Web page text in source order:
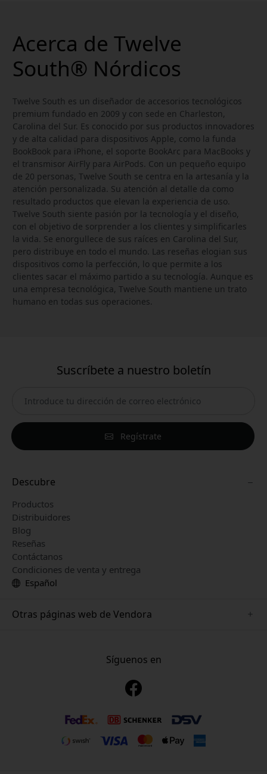
Acerca de Twelve
South® Nórdicos
Twelve South es un diseñador de accesorios tecnológicos
premium fundado en 2009 y con sede en Charleston,
Carolina del Sur. Es conocido por sus productos innovadores
y de alta calidad para dispositivos Apple, como la funda
BookBook para iPhone, el soporte BookArc para MacBooks y
el transmisor AirFly para AirPods. Con un pequeño equipo
de 20 personas, Twelve South se centra en la artesanía y la
atención personalizada. Su atención al detalle da como
resultado productos que elevan la experiencia de uso.
Twelve South siente pasión por la tecnología y el diseño,
con el objetivo de sorprender a los clientes y simplificarles
la vida. Se enorgullece de sus raíces en Carolina del Sur,
pero distribuye en todo el mundo. Las reseñas elogian sus
dispositivos como la perfección, lo que permite a los
clientes sacar el máximo partido a su tecnología. Aunque es
una empresa tecnológica, Twelve South mantiene un trato
humano en todas sus operaciones.
Suscríbete a nuestro boletín
Regístrate
Descubre
Productos
Distribuidores
Blog
Reseñas
Contáctanos
Condiciones de venta y entrega
Español
Otras páginas web de Vendora
www.pipetto.se
Síguenos en